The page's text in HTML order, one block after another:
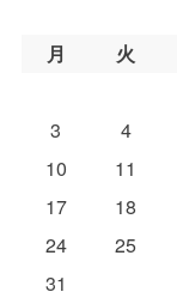
月
火
3
4
10
11
17
18
24
25
31